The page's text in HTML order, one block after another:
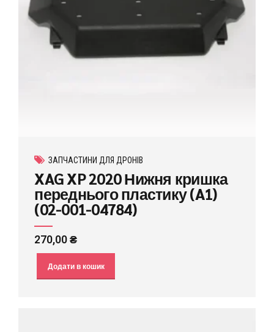
ЗАПЧАСТИНИ ДЛЯ ДРОНІВ
XAG XP 2020 Нижня кришка
переднього пластику (A1)
(02-001-04784)
270,00₴
Додати в кошик